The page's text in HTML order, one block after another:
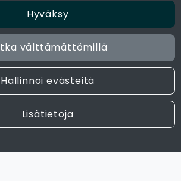
Hyväksy
välttämättömillä
Hallinnoi evästeitä
Lisätietoja
mediassa
All rights reserved. Site by